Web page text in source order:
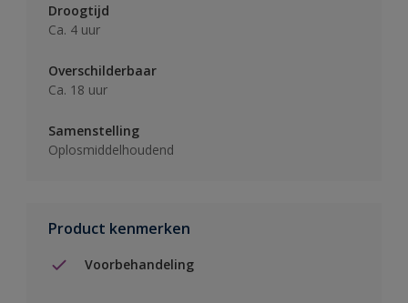
Droogtijd
Ca. 4 uur
Overschilderbaar
Ca. 18 uur
Samenstelling
Oplosmiddelhoudend
Product kenmerken
Voorbehandeling